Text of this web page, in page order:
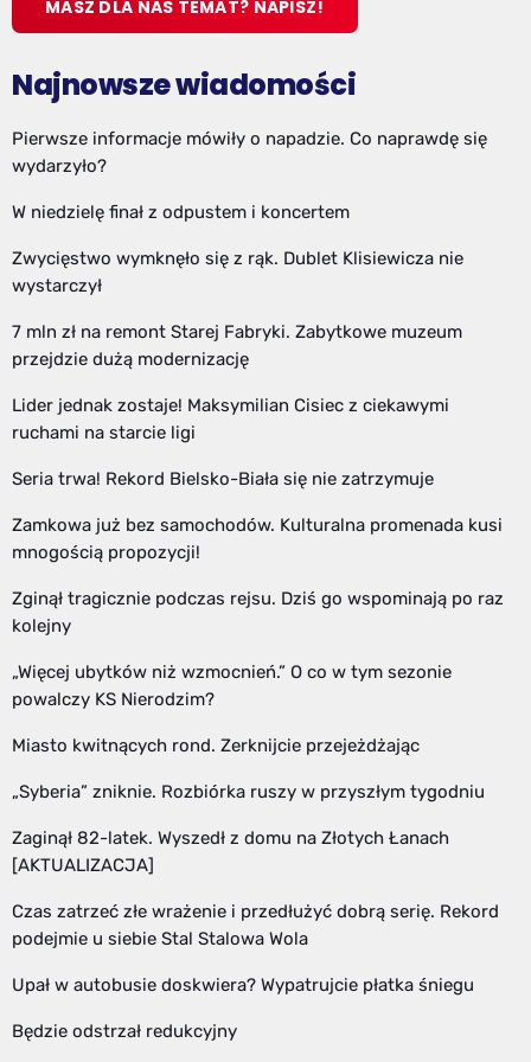
MASZ DLA NAS TEMAT? NAPISZ!
Najnowsze wiadomości
Pierwsze informacje mówiły o napadzie. Co naprawdę się
wydarzyło?
W niedzielę finał z odpustem i koncertem
Zwycięstwo wymknęło się z rąk. Dublet Klisiewicza nie
wystarczył
7 mln zł na remont Starej Fabryki. Zabytkowe muzeum
przejdzie dużą modernizację
Lider jednak zostaje! Maksymilian Cisiec z ciekawymi
ruchami na starcie ligi
Seria trwa! Rekord Bielsko-Biała się nie zatrzymuje
Zamkowa już bez samochodów. Kulturalna promenada kusi
mnogością propozycji!
Zginął tragicznie podczas rejsu. Dziś go wspominają po raz
kolejny
„Więcej ubytków niż wzmocnień.” O co w tym sezonie
powalczy KS Nierodzim?
Miasto kwitnących rond. Zerknijcie przejeżdżając
„Syberia” zniknie. Rozbiórka ruszy w przyszłym tygodniu
Zaginął 82-latek. Wyszedł z domu na Złotych Łanach
[AKTUALIZACJA]
Czas zatrzeć złe wrażenie i przedłużyć dobrą serię. Rekord
podejmie u siebie Stal Stalowa Wola
Upał w autobusie doskwiera? Wypatrujcie płatka śniegu
Będzie odstrzał redukcyjny